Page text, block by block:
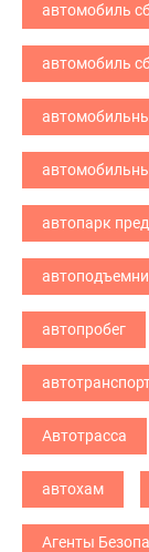
автомобиль
автомобиль
автопарк
автопробег
Автотрасса
автохам
Агенты